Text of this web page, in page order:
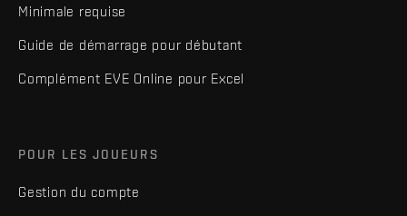
Minimale requise
Guide de démarrage pour débutant
Complément EVE Online pour Excel
POUR LES JOUEURS
Gestion du compte